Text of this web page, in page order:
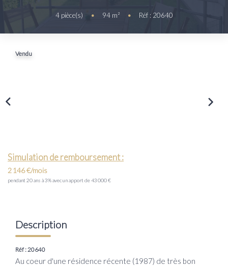
NOS SERVICES
Nos Agences
Nous Rejoindre
4pièce(s) • 94m² • Réf : 20640
Vendu
Simulation de remboursement :
2 146 €/mois
pendant 20 ans à 3% avec un apport de 43 000 €
Description
Réf : 20640
Au coeur d'une résidence récente (1987) de très bon